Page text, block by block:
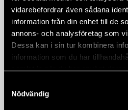
vidarebefordrar även sådana
information från din enhet till de
annons- och analysföretag som
Dessa kan i sin tur kombinera
information som du har
samlat in när du har använt
Nödvändig